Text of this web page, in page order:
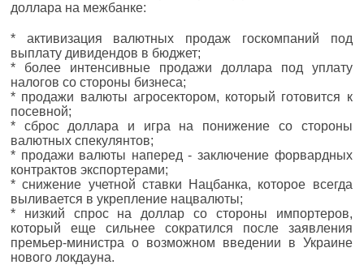
доллара на межбанке:
* активизация валютных продаж госкомпаний под
выплату дивидендов в бюджет;
* более интенсивные продажи доллара под уплату
налогов со стороны бизнеса;
* продажи валюты агросектором, который готовится к
посевной;
* сброс доллара и игра на понижение со стороны
валютных спекулянтов;
* продажи валюты наперед - заключение форвардных
контрактов экспортерами;
* снижение учетной ставки Нацбанка, которое всегда
выливается в укрепление нацвалюты;
* низкий спрос на доллар со стороны импортеров,
который еще сильнее сократился после заявления
премьер-министра о возможном введении в Украине
нового локдауна.